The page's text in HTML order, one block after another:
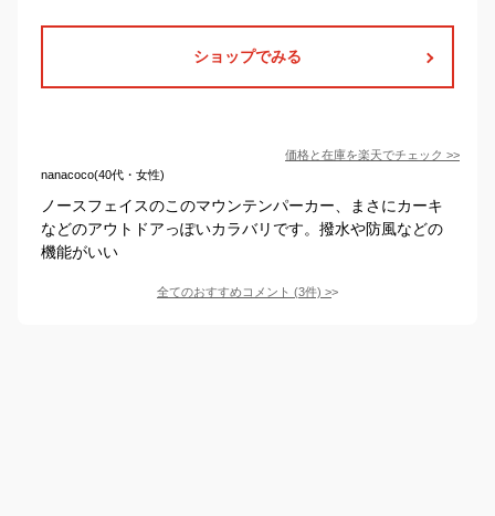
ショップでみる
価格と在庫を楽天でチェック >>
nanacoco(40代・女性)
ノースフェイスのこのマウンテンパーカー、まさにカーキ
などのアウトドアっぽいカラバリです。撥水や防風などの
機能がいい
全てのおすすめコメント (3件) >